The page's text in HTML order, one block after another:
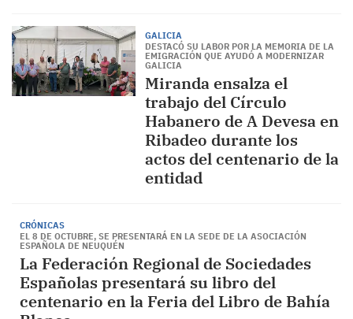
GALICIA
DESTACÓ SU LABOR POR LA MEMORIA DE LA
EMIGRACIÓN QUE AYUDÓ A MODERNIZAR
GALICIA
Miranda ensalza el
trabajo del Círculo
Habanero de A Devesa en
Ribadeo durante los
actos del centenario de la
entidad
CRÓNICAS
EL 8 DE OCTUBRE, SE PRESENTARÁ EN LA SEDE DE LA ASOCIACIÓN
ESPAÑOLA DE NEUQUÉN
La Federación Regional de Sociedades
Españolas presentará su libro del
centenario en la Feria del Libro de Bahía